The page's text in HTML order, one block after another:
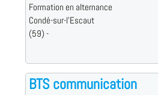
Formation en alternance
Condé-sur-l'Escaut
(59) -
BTS communication